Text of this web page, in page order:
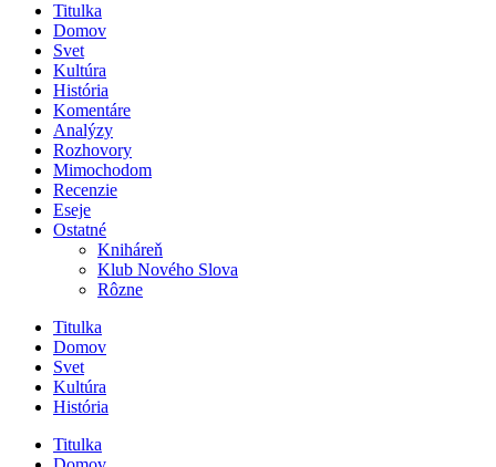
Titulka
Domov
Svet
Kultúra
História
Komentáre
Analýzy
Rozhovory
Mimochodom
Recenzie
Eseje
Ostatné
Kniháreň
Klub Nového Slova
Rôzne
Titulka
Domov
Svet
Kultúra
História
Titulka